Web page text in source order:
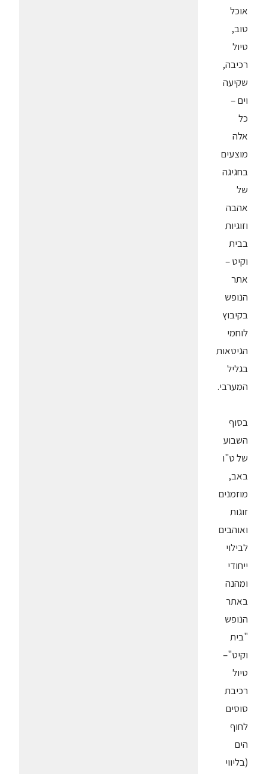
אוכל
טוב,
טיול
רכיבה,
שקיעה
וים –
כל
אלה
מוצעים
בחגיגה
של
אהבה
וזוגיות
בבית
וקיט –
אתר
הנופש
בקיבוץ
לוחמי
הגיטאות
בגליל
המערבי.
בסוף
השבוע
של ט"ו
באב,
מוזמנים
זוגות
ואוהבים
לבילוי
ייחודי
ומהנה
באתר
הנופש
"בית
וקיט"–
טיול
רכיבת
סוסים
לחוף
הים
(בליווי